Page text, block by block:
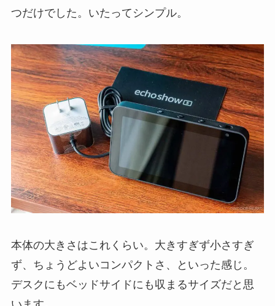
つだけでした。いたってシンプル。
本体の大きさはこれくらい。大きすぎず小さすぎ
ず、ちょうどよいコンパクトさ、といった感じ。
デスクにもベッドサイドにも収まるサイズだと思